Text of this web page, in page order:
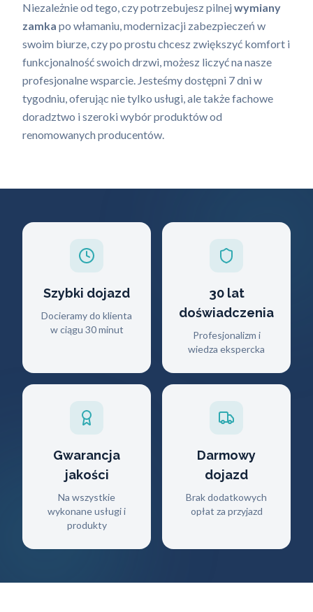
Niezależnie od tego, czy potrzebujesz pilnej wymiany
zamka po włamaniu, modernizacji zabezpieczeń w
swoim biurze, czy po prostu chcesz zwiększyć komfort i
funkcjonalność swoich drzwi, możesz liczyć na nasze
profesjonalne wsparcie. Jesteśmy dostępni 7 dni w
tygodniu, oferując nie tylko usługi, ale także fachowe
doradztwo i szeroki wybór produktów od
renomowanych producentów.
Szybki dojazd
Docieramy do klienta
w ciągu 30 minut
30 lat
doświadczenia
Profesjonalizm i
wiedza ekspercka
Gwarancja
jakości
Na wszystkie
wykonane usługi i
produkty
Darmowy
dojazd
Brak dodatkowych
opłat za przyjazd